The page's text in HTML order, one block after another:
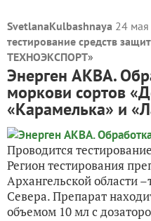
SvetlanaKulbashnaya 24
тестирование средств
ТЕХНОЭКСПОРТ»
Энерген АКВА.
моркови сортов
«Карамелька» и
Проводится
Регион тестирования
Архангельской области
Севера. Препарат
объемом 10 мл с